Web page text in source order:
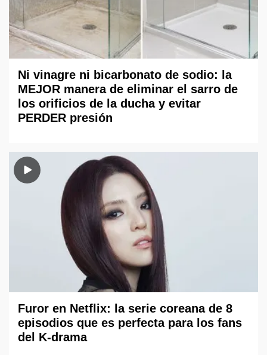
Ni vinagre ni bicarbonato de sodio: la
MEJOR manera de eliminar el sarro de
los orificios de la ducha y evitar
PERDER presión
Furor en Netflix: la serie coreana de 8
episodios que es perfecta para los fans
del K-drama